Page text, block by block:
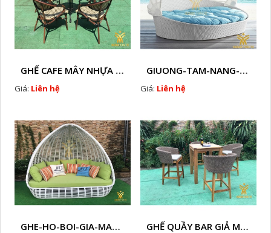
GHẾ CAFE MÂY NHỰA HTT - L130
Giá: Liên hệ
GIUONG-TAM-NANG-GIA-MAY-HTT - B77
Giá: Liên hệ
GHE-HO-BOI-GIA-MAY-HTT - B76 GHẾ QUẦY BAR GIẢ MÂY HTT - GB14